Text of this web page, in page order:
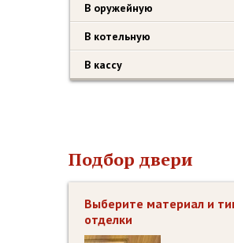
В оружейную
В котельную
В кассу
Подбор двери
Выберите материал и
отделки